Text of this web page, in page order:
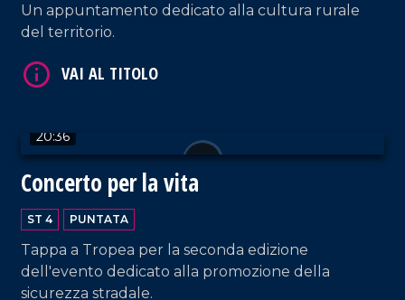
Un appuntamento dedicato alla cultura rurale
del territorio.
20:36
Concerto per la vita
ST 4 PUNTATA
Tappa a Tropea per la seconda edizione
dell'evento dedicato alla promozione della
sicurezza stradale.
VAI AL TITOLO